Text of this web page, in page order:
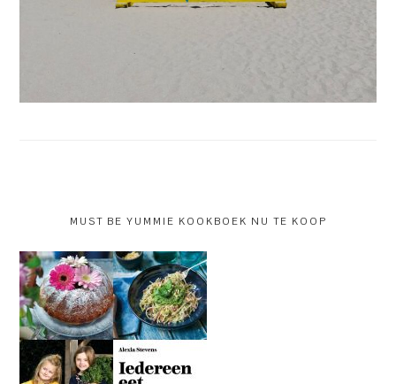
MUST BE YUMMIE KOOKBOEK NU TE KOOP